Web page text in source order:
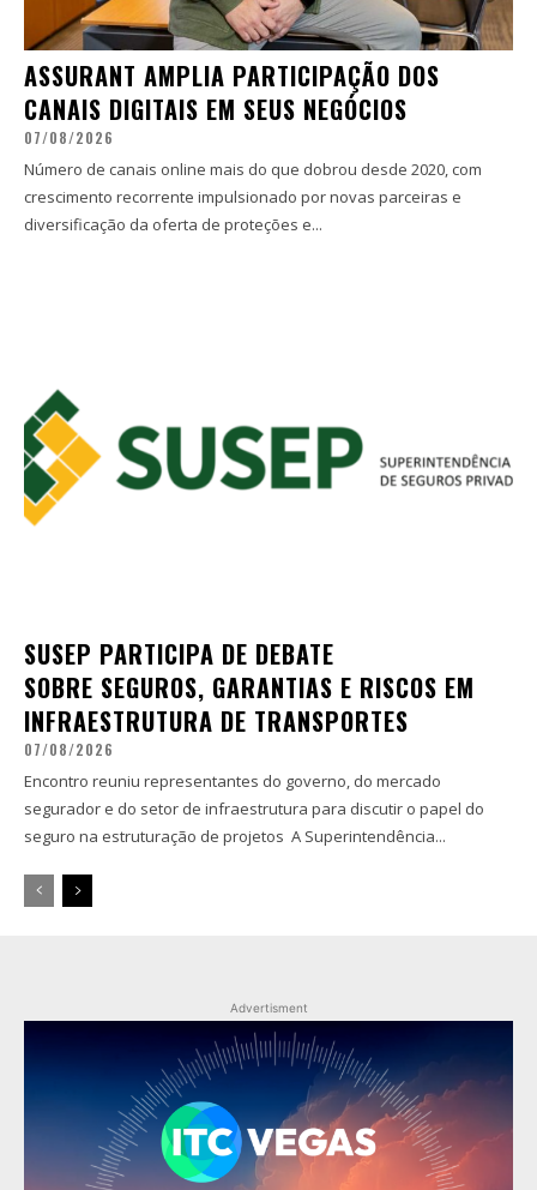
ASSURANT AMPLIA PARTICIPAÇÃO DOS
CANAIS DIGITAIS EM SEUS NEGÓCIOS
07/08/2026
Número de canais online mais do que dobrou desde 2020, com
crescimento recorrente impulsionado por novas parceiras e
diversificação da oferta de proteções e...
SUSEP PARTICIPA DE DEBATE
SOBRE SEGUROS, GARANTIAS E RISCOS EM
INFRAESTRUTURA DE TRANSPORTES
07/08/2026
Encontro reuniu representantes do governo, do mercado
segurador e do setor de infraestrutura para discutir o papel do
seguro na estruturação de projetos A Superintendência...
Advertisment